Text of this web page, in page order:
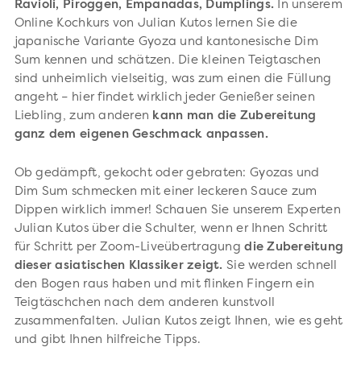
Ravioli, Piroggen, Empanadas, Dumplings. In unserem
Online Kochkurs von Julian Kutos lernen Sie die
japanische Variante Gyoza und kantonesische Dim
Sum kennen und schätzen. Die kleinen Teigtaschen
sind unheimlich vielseitig, was zum einen die Füllung
angeht – hier findet wirklich jeder Genießer seinen
Liebling, zum anderen kann man die Zubereitung
ganz dem eigenen Geschmack anpassen.
Ob gedämpft, gekocht oder gebraten: Gyozas und
Dim Sum schmecken mit einer leckeren Sauce zum
Dippen wirklich immer! Schauen Sie unserem Experten
Julian Kutos über die Schulter, wenn er Ihnen Schritt
für Schritt per Zoom-Liveübertragungdie Zubereitung
dieser asiatischen Klassiker zeigt. Sie werden schnell
den Bogen raus haben und mit flinken Fingern ein
Teigtäschchen nach dem anderen kunstvoll
zusammenfalten. Julian Kutos zeigt Ihnen, wie es geht
und gibt Ihnen hilfreiche Tipps.